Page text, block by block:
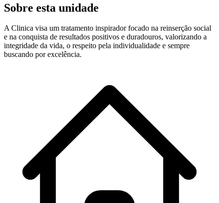
Sobre esta unidade
A Clinica visa um tratamento inspirador focado na reinserção social
e na conquista de resultados positivos e duradouros, valorizando a
integridade da vida, o respeito pela individualidade e sempre
buscando por excelência.